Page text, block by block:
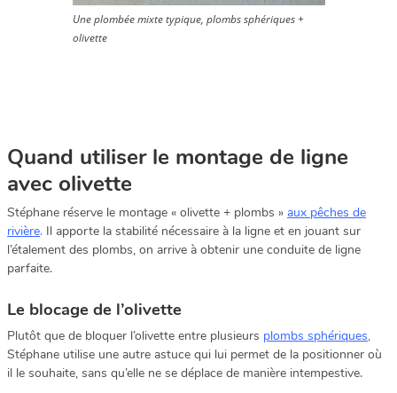
Une plombée mixte typique, plombs sphériques +
olivette
Quand utiliser le montage de ligne
avec olivette
Stéphane réserve le montage « olivette + plombs » aux pêches de
rivière. Il apporte la stabilité nécessaire à la ligne et en jouant sur
l’étalement des plombs, on arrive à obtenir une conduite de ligne
parfaite.
Le blocage de l’olivette
Plutôt que de bloquer l’olivette entre plusieurs plombs sphériques,
Stéphane utilise une autre astuce qui lui permet de la positionner où
il le souhaite, sans qu’elle ne se déplace de manière intempestive.